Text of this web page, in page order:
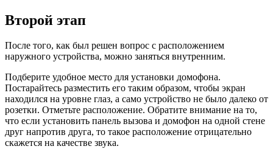
Второй этап
После того, как был решен вопрос с расположением
наружного устройства, можно заняться внутренним.
Подберите удобное место для установки домофона.
Постарайтесь разместить его таким образом, чтобы экран
находился на уровне глаз, а само устройство не было далеко от
розетки. Отметьте расположение. Обратите внимание на то,
что если установить панель вызова и домофон на одной стене
друг напротив друга, то такое расположение отрицательно
скажется на качестве звука.